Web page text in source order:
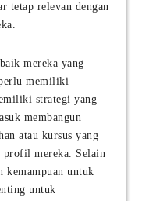
tetap relevan dengan
mereka yang
memiliki
strategi yang
membangun
atau kursus yang
profil mereka. Selain
kemampuan untuk
untuk